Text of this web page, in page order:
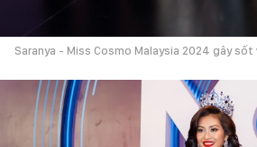
Saranya - Miss Cosmo Malaysia 2024 gây